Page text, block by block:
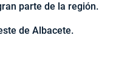
parte de la región.
de Albacete.